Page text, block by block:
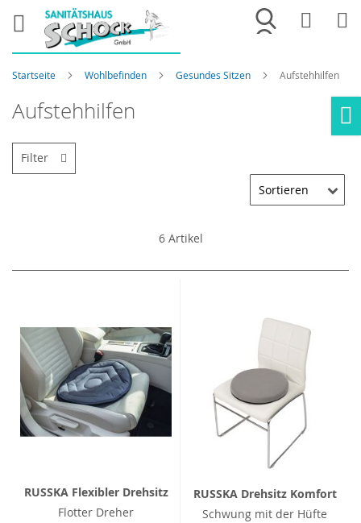
Merkliste
Startseite Wohlbefinden Gesundes Sitzen Aufstehhilfen
Aufstehhilfen
6Artikel
RUSSKA Flexibler Drehsitz
Flotter Dreher
RUSSKA Drehsitz Komfort
Schwung mit der Hüfte
Filter